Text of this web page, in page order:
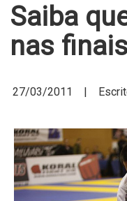
Saiba
nas
27/03/2011 | Escrito